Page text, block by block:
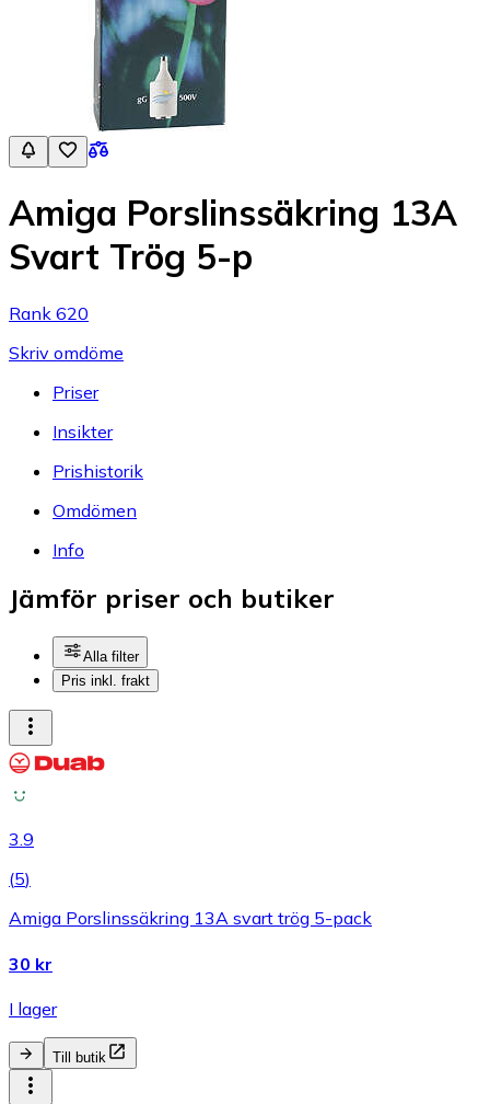
Amiga Porslinssäkring 13A
Svart Trög 5-p
Rank 620
Skriv omdöme
Priser
Insikter
Prishistorik
Omdömen
Info
Jämför priser och butiker
Alla filter
Pris inkl. frakt
3.9
(5)
Amiga Porslinssäkring 13A svart trög 5-pack
30 kr
I lager
Till butik